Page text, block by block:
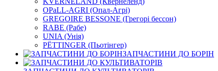
OPaLL-AGRI (Опал-Агрі)
GREGOIRE BESSONE (Грегорі бессон)
RABE (Рабе)
UNIA (Унія)
PЁTTINGER (Пьотінгер)
ЗАПЧАСТИНИ ДО БОРІН